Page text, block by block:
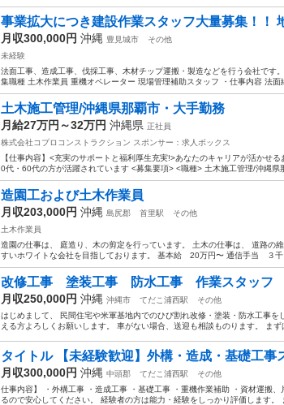
事業拡大につき建設作業スタッフ大量募集！！
月収300,000円 沖縄 豊見城市
その他
未経験
法面工事、造成工事、伐採工事、木材チップ運搬・製造などを行う会社です
集職種 土木作業員 重機オペレーター 現場管理補助スタッフ ・仕事内容 法面
土木施工管理/沖縄県那覇市・大手勤務
月給27万円～32万円 沖縄県 正社員
株式会社コプロコンストラクション スポンサー：求人ボックス
【仕事内容】<充実のサポートと福利厚生充実!>あなたのキャリアが活かせ
0代・60代の方が活躍されています <募集要項> <職種> 土木施工管理/沖縄県
造園工および土木作業員
月収203,000円 沖縄 島尻郡 首里駅
その他
土木作業員
造園の仕事は、 庭造り、木の剪定を行っています。 土木の仕事は、 道路の
すいホワイトな会社を目指しております。 基本給 20万円〜 通信手当 ３千
改修工事 塗装工事 防水工事 作業スタッフ
月収250,000円 沖縄 沖縄市 てだこ浦西駅
その他
はじめまして、 民間住宅や米軍基地内でのひび割れ改修・塗装・防水工事を
える方よろしくお願いします。 車がない場合、送迎も相談ものります。 ま
タイトル 【未経験歓迎】外構・造成・基礎工事
月収300,000円 沖縄 中頭郡 てだこ浦西駅
その他
仕事内容】 ・外構工事 ・造成工事 ・基礎工事 ・重機作業補助 ・資材運搬
るので安心してください。 経験者の方は能力・経験をしっかり評価します。